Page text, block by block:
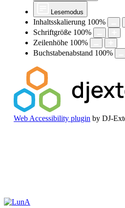
Lesemodus
Inhaltsskalierung 100%
Schriftgröße 100%
Zeilenhöhe 100%
Buchstabenabstand 100%
Web Accessibility plugin by DJ-
Zum